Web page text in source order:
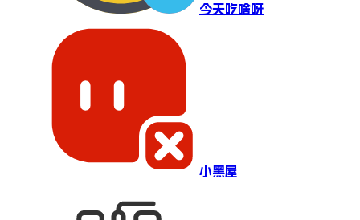
今天吃啥呀
小黑屋